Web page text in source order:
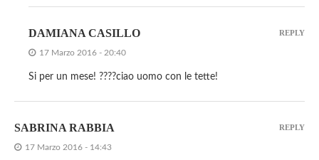
DAMIANA CASILLO
17 Marzo 2016 - 20:40
Si per un mese! ????ciao uomo con le tette!
REPLY
SABRINA RABBIA
17 Marzo 2016 - 14:43
REPLY